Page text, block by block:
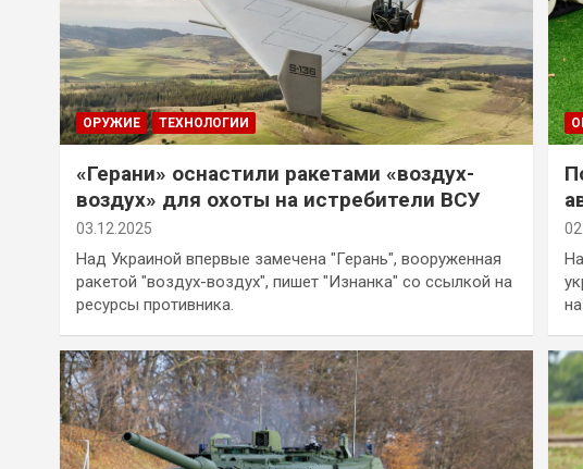
ОРУЖИЕ ТЕХНОЛОГИИ
«Герани» оснастили ракетами «воздух-
воздух» для охоты на истребители ВСУ
03.12.2025
Над Украиной впервые замечена "Герань", вооруженная
ракетой "воздух-воздух", пишет "Изнанка" со ссылкой на
ресурсы противника.